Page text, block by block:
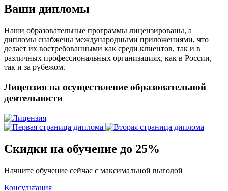
Ваши дипломы
Наши образовательные программы лицензированы, а
дипломы снабжены международными приложениями, что
делает их востребованными как среди клиентов, так и в
различных профессиональных организациях, как в России,
так и за рубежом.
Лицензия на осуществление образовательной
деятельности
Скидки на обучение до 25%
Начните обучение сейчас с максимальной выгодой
Консультация